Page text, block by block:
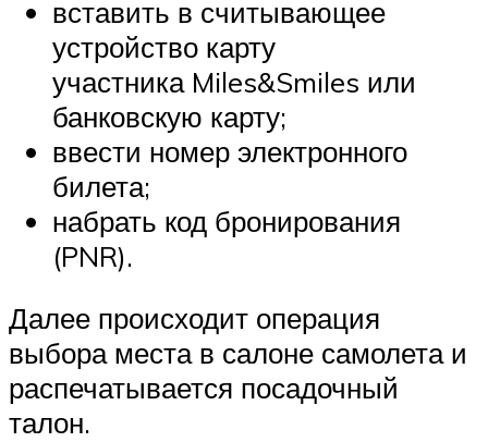
вставить в считывающее
устройство карту
участника Miles&Smiles или
банковскую карту;
ввести номер электронного
билета;
набрать код бронирования
(PNR).
Далее происходит операция
выбора места в салоне самолета и
распечатывается посадочный
талон.